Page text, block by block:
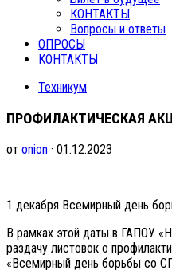
КОНТАКТЫ
Вопросы и ответы
ОПРОСЫ
КОНТАКТЫ
Техникум
ПРОФИЛАКТИЧЕСКАЯ
от onion · 01.12.2023
1 декабря Всемирный день
В рамках этой даты в ГАПОУ
раздачу листовок о
«Всемирный день борьбы со